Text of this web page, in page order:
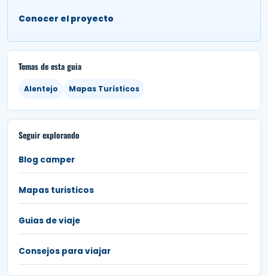
Conocer el proyecto
Temas de esta guia
Alentejo Mapas Turísticos
Seguir explorando
Blog camper
Mapas turisticos
Guias de viaje
Consejos para viajar